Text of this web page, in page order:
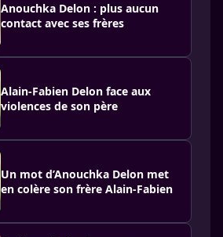
Anouchka Delon : plus aucun
contact avec ses frères
Alain-Fabien Delon face aux
violences de son père
Un mot d’Anouchka Delon met
en colère son frère Alain-Fabien